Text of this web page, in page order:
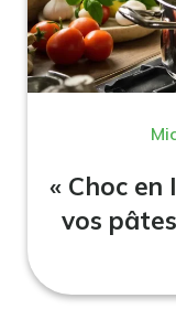
« Choc
vos